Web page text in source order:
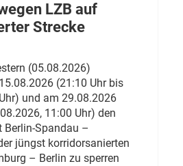
LZB auf
Strecke
(05.08.2026)
(21:10 Uhr bis
und am 29.08.2026
11:00 Uhr) den
Berlin-Spandau –
jüngst korridorsanierten
– Berlin zu sperren